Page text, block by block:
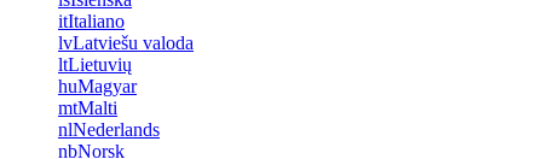
itItaliano
lvLatviešu valoda
ltLietuvių
huMagyar
mtMalti
nlNederlands
nbNorsk